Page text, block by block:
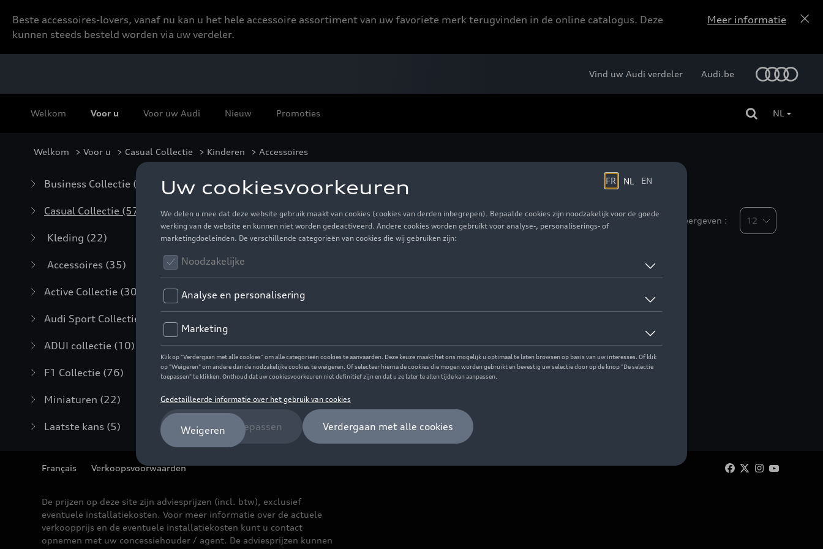
Beste accessoires-lovers, vanaf nu kan u het hele accessoire assortiment van uw favoriete merk terugvinden in de online catalogus. Deze
kunnen steeds besteld worden via uw verdeler.
Meer informatie
Welkom Voor u Voor uw Audi Nieuw Promoties
Vind uw Audi verdeler Audi.be
NL
Welkom > Voor u > Casual Collectie > Kinderen > Accessoires
Business Collectie (59)
Casual Collectie (57)
Kleding (22)
Accessoires (35)
Active Collectie (30)
Audi Sport Collectie
ADUI collectie (10)
F1 Collectie (76)
Miniaturen (22)
Laatste kans (5)
Accessoires
Weergeven :
Français Verkoopsvoorwaarden
De prijzen op deze site zijn adviesprijzen (incl. btw), exclusief
eventuele installatiekosten. Voor meer informatie over de actuele
verkoopprijs en de eventuele installatiekosten kunt u contact
opnemen met uw concessiehouder / agent. De adviesprijzen kunnen